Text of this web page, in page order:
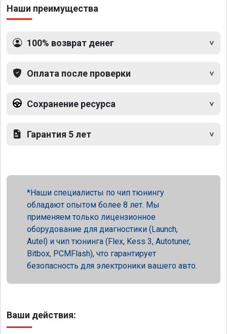
Наши преимущества
100% возврат денег
Оплата после проверки
Сохранение ресурса
Гарантия 5 лет
Наши специалисты по чип тюнингу
обладают опытом более 8 лет. Мы
применяем только лицензионное
оборудование для диагностики (Launch,
Autel) и чип тюнинга (Flex, Kess 3, Autotuner,
Bitbox, PCMFlash), что гарантирует
безопасность для электроники вашего авто.
Ваши действия: